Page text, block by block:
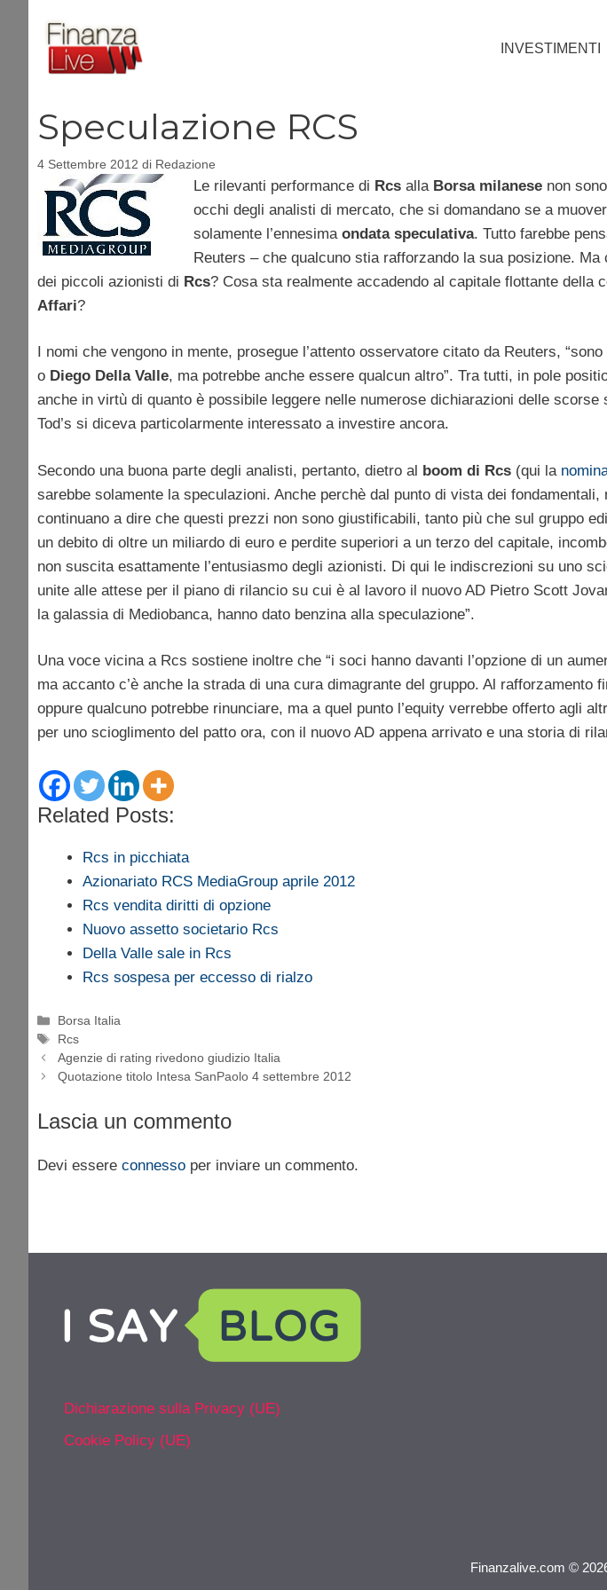
contenuto
INVESTIMENTI
Speculazione RCS
4 Settembre 2012 di Redazione
Le rilevanti performance di Rcsalla Borsa milanesenon
occhi degli analisti di mercato, che si domandano se a
solamente l’ennesima ondata speculativa. Tutto farebbe
Reuters – che qualcuno stia rafforzando la sua posizione.
dei piccoli azionisti di Rcs? Cosa sta realmente accadendo al capitale flottante della
Affari?
I nomi che vengono in mente, prosegue l’attento osservatore citato da Reuters,
o Diego Della Valle, ma potrebbe anche essere qualcun altro”. Tra tutti, in pole
anche in virtù di quanto è possibile leggere nelle numerose dichiarazioni delle scorse
Tod’s si diceva particolarmente interessato a investire ancora.
Secondo una buona parte degli analisti, pertanto, dietro al boom di Rcs (qui la
sarebbe solamente la speculazioni. Anche perchè dal punto di vista dei fondamentali,
continuano a dire che questi prezzi non sono giustificabili, tanto più che sul gruppo
un debito di oltre un miliardo di euro e perdite superiori a un terzo del capitale,
non suscita esattamente l’entusiasmo degli azionisti. Di qui le indiscrezioni su uno
unite alle attese per il piano di rilancio su cui è al lavoro il nuovo AD Pietro Scott
la galassia di Mediobanca, hanno dato benzina alla speculazione”.
Una voce vicina a Rcs sostiene inoltre che “i soci hanno davanti l’opzione di un
ma accanto c’è anche la strada di una cura dimagrante del gruppo. Al rafforzamento
oppure qualcuno potrebbe rinunciare, ma a quel punto l’equity verrebbe offerto agli
per uno scioglimento del patto ora, con il nuovo AD appena arrivato e una storia di
Related Posts:
Rcs in picchiata
Azionariato RCS MediaGroup aprile 2012
Rcs vendita diritti di opzione
Nuovo assetto societario Rcs
Della Valle sale in Rcs
Rcs sospesa per eccesso di rialzo
Categorie
Borsa Italia
Tag
Rcs
Agenzie di rating rivedono giudizio Italia
Quotazione titolo Intesa SanPaolo 4 settembre 2012
Lascia un commento
Devi essere connesso per inviare un commento.
Dichiarazione sulla Privacy (UE)
Cookie Policy (UE)
Finanzalive.com ©